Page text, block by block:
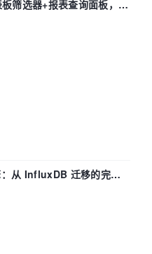
筛选器+报表查询面板，参
从 InfluxDB 迁移的完整